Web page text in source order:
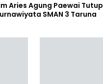
Aries Agung Paewai Tutup
SMAN 3 Taruna